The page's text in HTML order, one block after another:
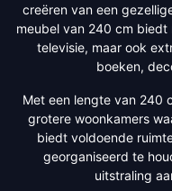
creëren van een
meubel van 240 cm
televisie, maar ook
boeken,
Met een lengte van 240
grotere woonkamers
biedt voldoende
georganiseerd te
uitstraling